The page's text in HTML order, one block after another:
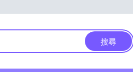
搜尋